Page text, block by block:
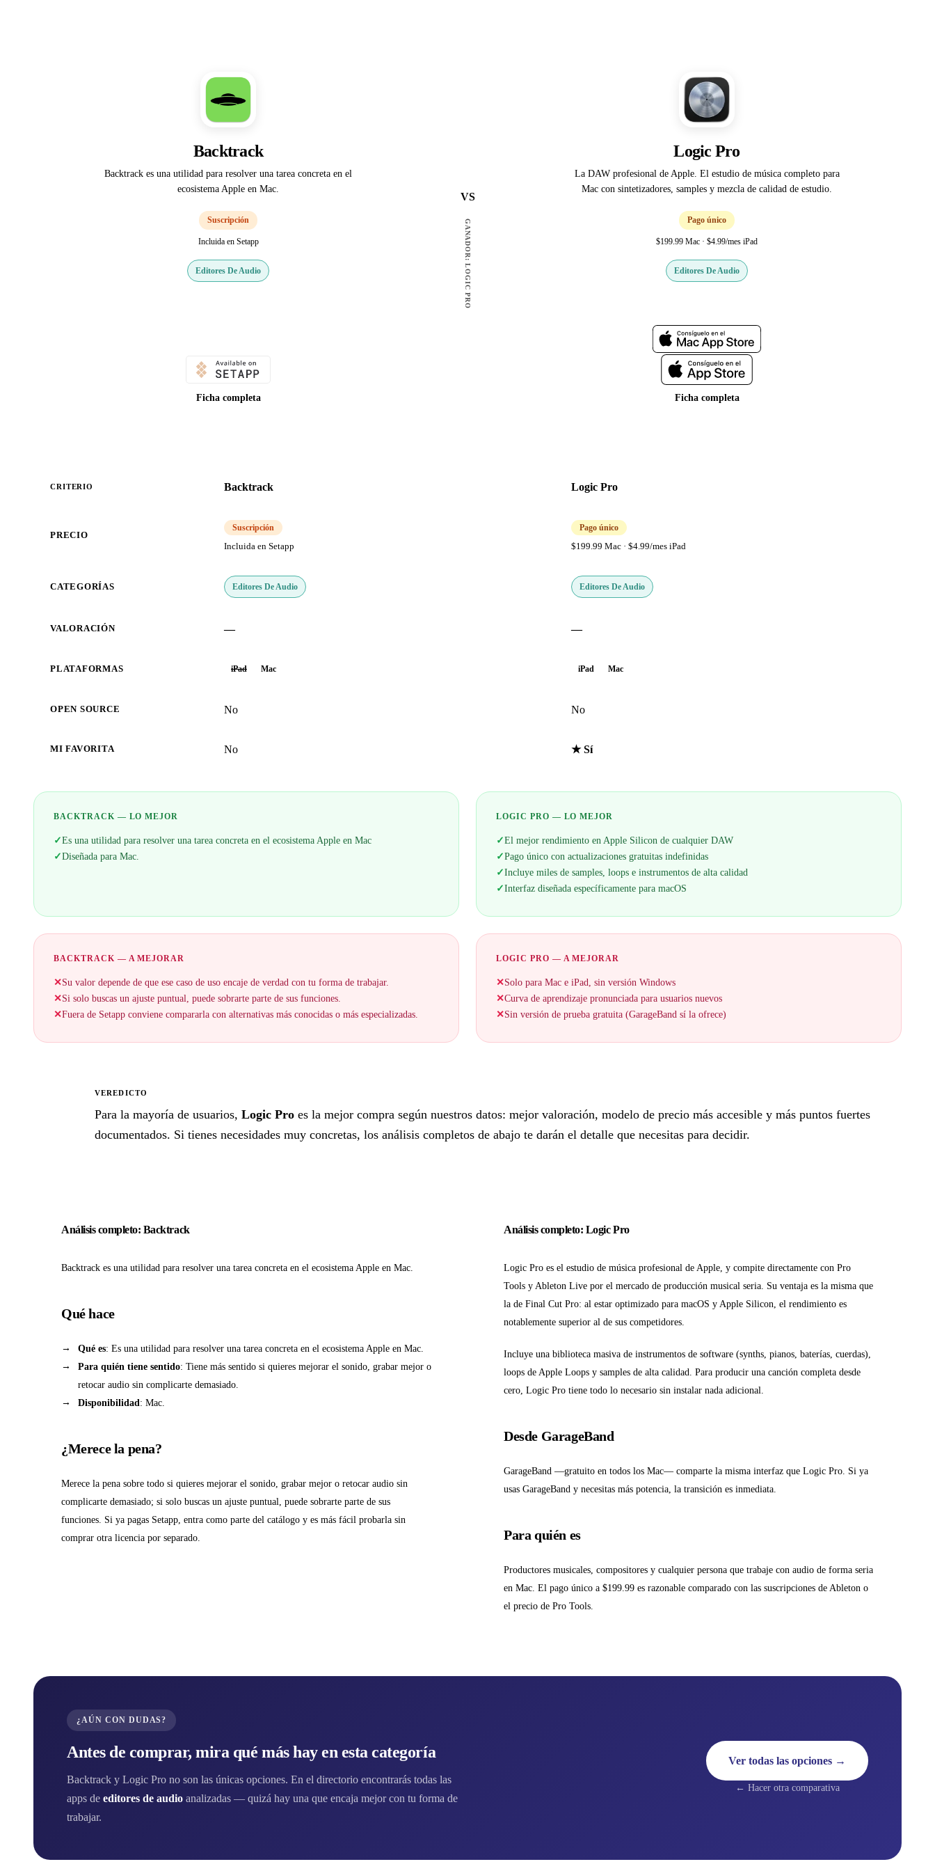
Backtrack
Backtrack es una utilidad para resolver una tarea concreta en el
ecosistema Apple en Mac.
Suscripción
Incluida en Setapp
Editores De Audio
Ficha completa
VS
GANADOR: LOGIC PRO
Logic Pro
La DAW profesional de Apple. El estudio de música completo para
Mac con sintetizadores, samples y mezcla de calidad de estudio.
Pago único
$199.99 Mac · $4.99/mes iPad
Editores De Audio
Ficha completa
CRITERIO Backtrack Logic Pro
PRECIO
Suscripción
Incluida en Setapp
Pago único
$199.99 Mac · $4.99/mes iPad
CATEGORÍAS Editores De Audio Editores De Audio
VALORACIÓN — —
PLATAFORMAS iPad Mac iPad Mac
OPEN SOURCE No No
MI FAVORITA No ★ Sí
BACKTRACK — LO MEJOR
✓Es una utilidad para resolver una tarea concreta en el ecosistema Apple en Mac
✓Diseñada para Mac.
LOGIC PRO — LO MEJOR
✓El mejor rendimiento en Apple Silicon de cualquier DAW
✓Pago único con actualizaciones gratuitas indefinidas
✓Incluye miles de samples, loops e instrumentos de alta calidad
✓Interfaz diseñada específicamente para macOS
BACKTRACK — A MEJORAR
✕Su valor depende de que ese caso de uso encaje de verdad con tu forma de trabajar.
✕Si solo buscas un ajuste puntual, puede sobrarte parte de sus funciones.
✕Fuera de Setapp conviene compararla con alternativas más conocidas o más especializadas.
LOGIC PRO — A MEJORAR
✕Solo para Mac e iPad, sin versión Windows
✕Curva de aprendizaje pronunciada para usuarios nuevos
✕Sin versión de prueba gratuita (GarageBand sí la ofrece)
VEREDICTO
Para la mayoría de usuarios, Logic Pro es la mejor compra según nuestros datos: mejor valoración, modelo de precio más accesible y más puntos fuertes
documentados. Si tienes necesidades muy concretas, los análisis completos de abajo te darán el detalle que necesitas para decidir.
Análisis completo: Backtrack
Backtrack es una utilidad para resolver una tarea concreta en el ecosistema Apple en Mac.
Qué hace
Qué es: Es una utilidad para resolver una tarea concreta en el ecosistema Apple en Mac.
Para quién tiene sentido: Tiene más sentido si quieres mejorar el sonido, grabar mejor o
retocar audio sin complicarte demasiado.
Disponibilidad: Mac.
¿Merece la pena?
Merece la pena sobre todo si quieres mejorar el sonido, grabar mejor o retocar audio sin
complicarte demasiado; si solo buscas un ajuste puntual, puede sobrarte parte de sus
funciones. Si ya pagas Setapp, entra como parte del catálogo y es más fácil probarla sin
comprar otra licencia por separado.
Análisis completo: Logic Pro
Logic Pro es el estudio de música profesional de Apple, y compite directamente con Pro
Tools y Ableton Live por el mercado de producción musical seria. Su ventaja es la misma que
la de Final Cut Pro: al estar optimizado para macOS y Apple Silicon, el rendimiento es
notablemente superior al de sus competidores.
Incluye una biblioteca masiva de instrumentos de software (synths, pianos, baterías, cuerdas),
loops de Apple Loops y samples de alta calidad. Para producir una canción completa desde
cero, Logic Pro tiene todo lo necesario sin instalar nada adicional.
Desde GarageBand
GarageBand —gratuito en todos los Mac— comparte la misma interfaz que Logic Pro. Si ya
usas GarageBand y necesitas más potencia, la transición es inmediata.
Para quién es
Productores musicales, compositores y cualquier persona que trabaje con audio de forma seria
en Mac. El pago único a $199.99 es razonable comparado con las suscripciones de Ableton o
el precio de Pro Tools.
¿AÚN CON DUDAS?
Antes de comprar, mira qué más hay en esta categoría
Backtrack y Logic Pro no son las únicas opciones. En el directorio encontrarás todas las
apps de editores de audio analizadas — quizá hay una que encaja mejor con tu forma de
trabajar.
Ver todas las opciones →
← Hacer otra comparativa